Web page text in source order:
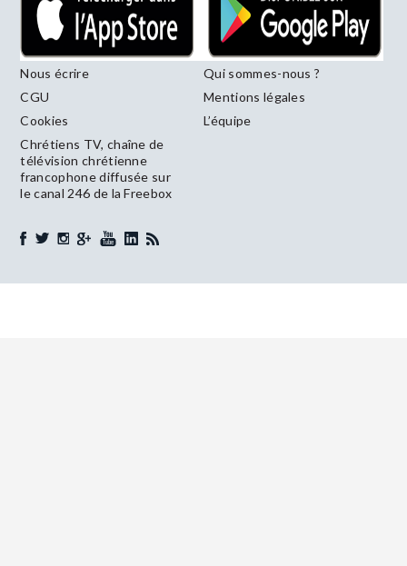
Nous écrire
Qui sommes-nous ?
CGU
Mentions légales
Cookies
L’équipe
Chrétiens TV, chaîne de
télévision chrétienne
francophone diffusée sur
le canal 246 de la Freebox